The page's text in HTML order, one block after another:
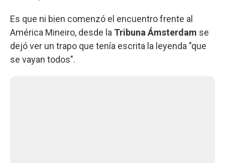
Es que ni bien comenzó el encuentro frente al
América Mineiro, desde la Tribuna Ámsterdam se
dejó ver un trapo que tenía escrita la leyenda "que
se vayan todos".